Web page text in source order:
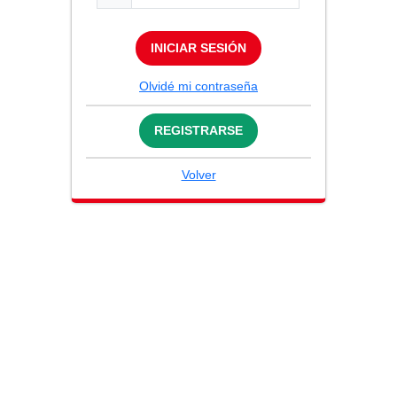
INICIAR SESIÓN
Olvidé mi contraseña
REGISTRARSE
Volver